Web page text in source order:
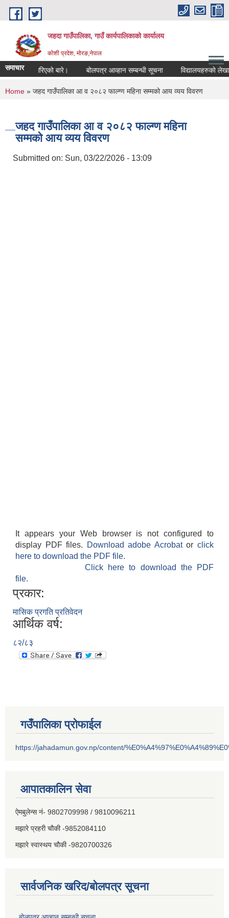
Skip to main content
जहदा गाउँपालिका, गाउँ कार्यपालिकाको कार्यालय
कोशी प्रदेश, मोरङ,नेपाल
समाचार
प्रकाशन गरिएको बारे। बोलपत्र आव्हान सम्बन्धी सूचना विद्यालयहरुको
You are here
Home » जहद गाउँपालिका आ व २०८२ फाल्ग्ण महिना सम्मको आय व्यय विवरण
जहद गाउँपालिका आ व २०८२ फाल्ग्ण महिना
सम्मको आय व्यय विवरण
Submitted on: Sun, 03/22/2026 - 13:09
It appears your Web browser is not configured to
display PDF files.
Download adobe Acrobatorclick
here to download the PDF file.
Click here to download the PDF
file.
प्रकार:
मासिक प्रगति प्रतिवेदन
आर्थिक वर्ष:
८२/८३
गउँपालिका प्रोफाईल
https://jahadamun.gov.np/content/
आपातकालिन सेवा
ऐमबुलेन्स नं- 9802709998 / 9810096211
मझारे प्रहरी चौकी -9852084110
मझारे स्वास्थय चौकी -9820700326
सार्वजनिक खरिद/बोलपत्र सूचना